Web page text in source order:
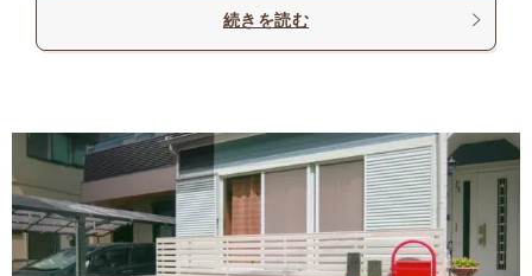
続きを読む